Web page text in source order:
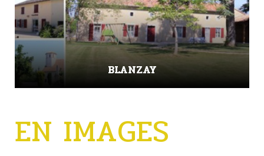
BLANZAY
EN IMAGES